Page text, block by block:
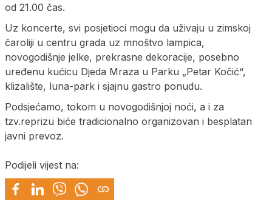
od 21.00 čas.
Uz koncerte, svi posjetioci mogu da uživaju u zimskoj
čaroliji u centru grada uz mnoštvo lampica,
novogodišnje jelke, prekrasne dekoracije, posebno
uređenu kućicu Djeda Mraza u Parku „Petar Kočić“,
klizalište, luna-park i sjajnu gastro ponudu.
Podsjećamo, tokom u novogodišnjoj noći, a i za
tzv.reprizu biće tradicionalno organizovan i besplatan
javni prevoz.
Podijeli vijest na: